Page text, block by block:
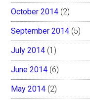
October 2014 (2)
September 2014 (5)
July 2014 (1)
June 2014 (6)
May 2014 (2)